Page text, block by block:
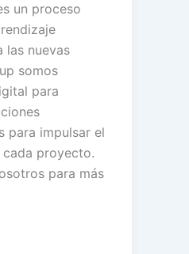
un proceso
las nuevas
somos
para
para impulsar el
proyecto.
para más